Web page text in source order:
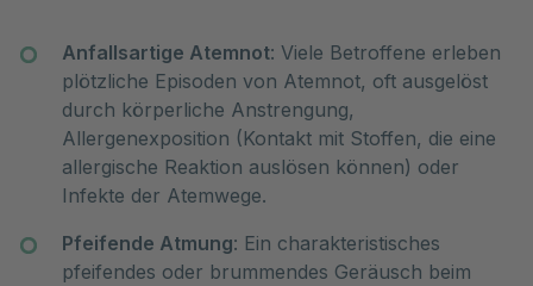
Anfallsartige Atemnot: Viele Betroffene erleben
plötzliche Episoden von Atemnot, oft ausgelöst
durch körperliche Anstrengung,
Allergenexposition (Kontakt mit Stoffen, die eine
allergische Reaktion auslösen können) oder
Infekte der Atemwege.
Pfeifende Atmung: Ein charakteristisches
pfeifendes oder brummendes Geräusch beim